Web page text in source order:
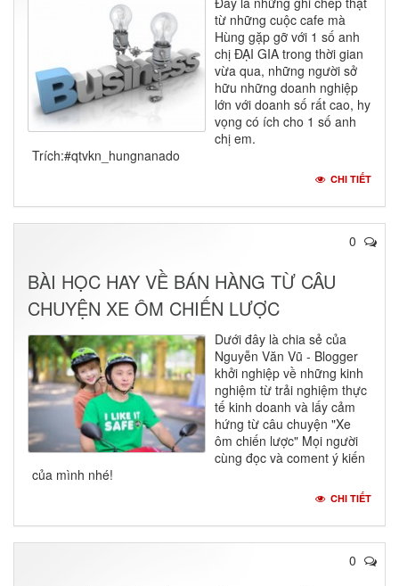
từ những cuộc cafe mà
Hùng gặp gỡ với 1 số anh
chị ĐẠI GIA trong thời gian
vừa qua, những người sở
hữu những doanh nghiệp
lớn với doanh số rất cao, hy
vọng có ích cho 1 số anh
chị em.
Trích:#qtvkn_hungnanado
CHI TIẾT
0
BÀI HỌC HAY VỀ BÁN HÀNG TỪ CÂU
CHUYỆN XE ÔM CHIẾN LƯỢC
Dưới đây là chia sẻ của
Nguyễn Văn Vũ - Blogger
khởi nghiệp về những kinh
nghiệm từ trải nghiệm thực
tế kinh doanh và lấy cảm
hứng từ câu chuyện "Xe
ôm chiến lược" Mọi người
cùng đọc và coment ý kiến
của mình nhé!
CHI TIẾT
0